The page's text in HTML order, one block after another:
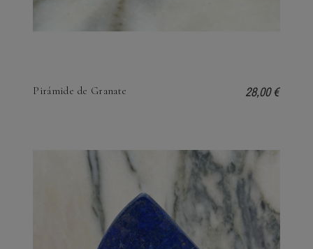
Pirámide de Granate 28,00 €